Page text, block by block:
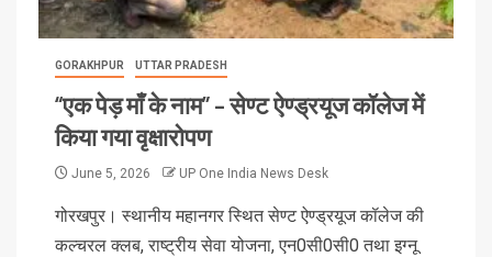
GORAKHPUR UTTAR PRADESH
“एक पेड़ माँ के नाम” – सेण्ट ऐण्ड्रयूज कॉलेज में
किया गया वृक्षारोपण
June 5, 2026 UP One India News Desk
गोरखपुर। स्थानीय महानगर स्थित सेण्ट ऐण्ड्रयूज कॉलेज की
कल्चरल क्लब, राष्ट्रीय सेवा योजना, एन0सी0सी0 तथा इग्नू